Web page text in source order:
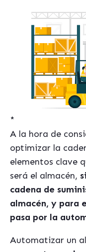
*
A la hora de
optimizar la
elementos clave
será el almacén,
cadena de
almacén, y para
pasa por la
Automatizar un